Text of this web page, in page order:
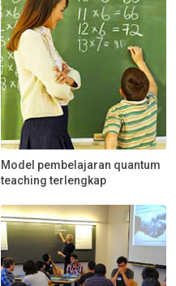
Model pembelajaran quantum
teaching terlengkap